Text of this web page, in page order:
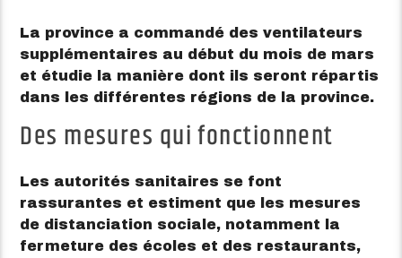
La province a commandé des ventilateurs
supplémentaires au début du mois de mars
et étudie la manière dont ils seront répartis
dans les différentes régions de la province.
Des mesures qui fonctionnent
Les autorités sanitaires se font
rassurantes et estiment que les mesures
de distanciation sociale, notamment la
fermeture des écoles et des restaurants,